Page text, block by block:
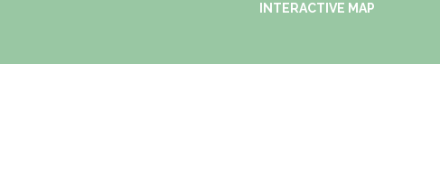
INTERACTIVE MAP